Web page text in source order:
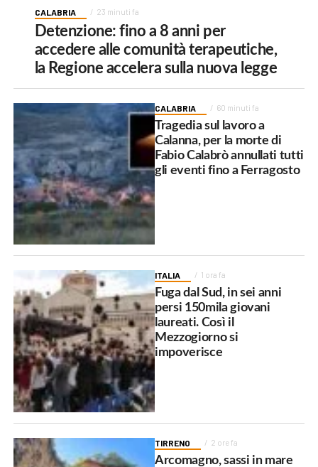
CALABRIA 23 minuti fa
Detenzione: fino a 8 anni per
accedere alle comunità terapeutiche,
la Regione accelera sulla nuova legge
CALABRIA 60 minuti fa
Tragedia sul lavoro a
Calanna, per la morte di
Fabio Calabrò annullati tutti
gli eventi fino a Ferragosto
ITALIA 1 ora fa
Fuga dal Sud, in sei anni
persi 150mila giovani
laureati. Così il
Mezzogiorno si
impoverisce
TIRRENO 2 ore fa
Arcomagno, sassi in mare